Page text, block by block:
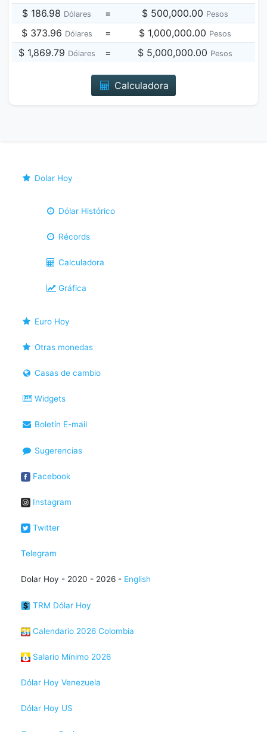
$ 186.98 Dólares = $ 500,000.00 Pesos
$ 373.96 Dólares = $ 1,000,000.00 Pesos
$ 1,869.79 Dólares = $ 5,000,000.00 Pesos
Calculadora
Dolar Hoy
Dólar Histórico
Récords
Calculadora
Gráfica
Euro Hoy
Otras monedas
Casas de cambio
Widgets
Boletín E-mail
Sugerencias
Facebook
Instagram
Twitter
Telegram
Dolar Hoy - 2020 - 2026 - English
TRM Dólar Hoy
Calendario 2026 Colombia
Salario Mínimo 2026
Dólar Hoy Venezuela
Dólar Hoy US